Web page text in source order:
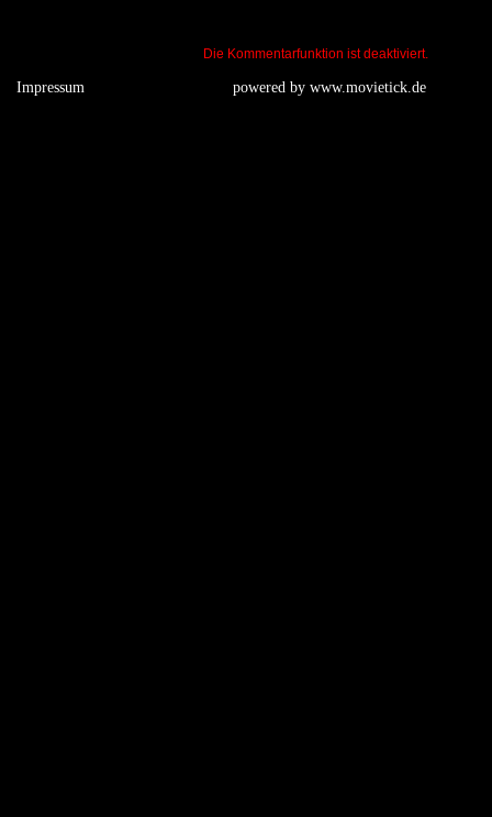
Die Kommentarfunktion ist deaktiviert.
Impressum powered by www.movietick.de